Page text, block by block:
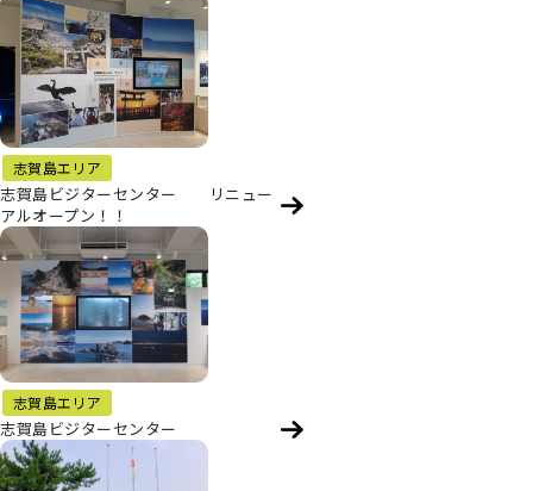
志賀島エリア
志賀島ビジターセンター リニュー
アルオープン！！
志賀島エリア
志賀島ビジターセンター